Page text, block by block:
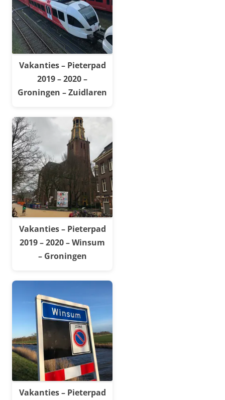
Vakanties – Pieterpad
2019 – 2020 –
Groningen – Zuidlaren
Vakanties – Pieterpad
2019 – 2020 – Winsum
– Groningen
Vakanties – Pieterpad